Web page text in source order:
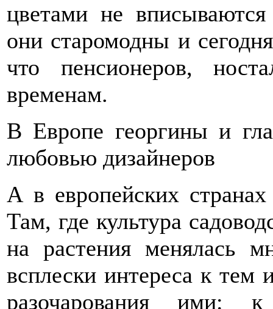
цветами не
они старомодны и
что пенсионеров,
временам.
В Европе георгины и
любовью дизайнеров
А в европейских
Там, где культура
на растения менялась
всплески интереса к
разочарования ими: